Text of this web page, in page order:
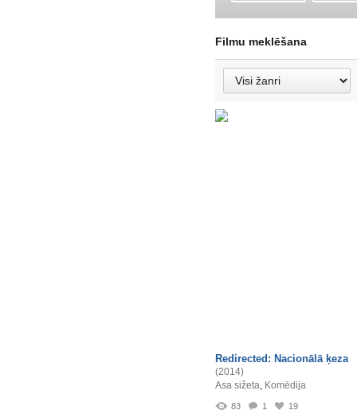
Filmu meklēšana
Redirected: Nacionālā ķeza
(2014)
Asa sižeta, Komēdija
83 1 19